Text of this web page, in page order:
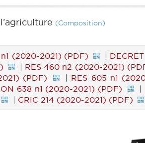
(Composition)
(2020-2021) (PDF) |
| RES 460 n2 (2020-2021)
(PDF) | RES 605 n1
638 n1 (2020-2021) (PDF) |
| CRIC 214 (2020-2021) (PDF)